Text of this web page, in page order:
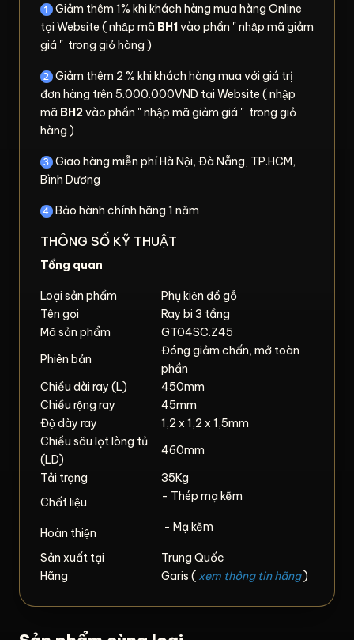
Giảm thêm 1% khi khách hàng mua hàng Online
tại Website ( nhập mã BH1vào phần " nhập mã giảm
giá " trong giỏ hàng )
Giảm thêm 2 % khi khách hàng mua với giá trị
đơn hàng trên 5.000.000VND tại Website ( nhập
mã BH2vào phần " nhập mã giảm giá " trong giỏ
hàng )
Giao hàng miễn phí Hà Nội, Đà Nẵng, TP.HCM,
Bình Dương
Bảo hành chính hãng 1 năm
THÔNG SỐ KỸ THUẬT
Tổng quan
Loại sản phẩm
Phụ kiện đồ gỗ
Tên gọi
Ray bi 3 tầng
Mã sản phẩm
GT04SC.Z45
Phiên bản
Đóng giảm chấn, mở toàn
phần
Chiều dài ray (L)
450mm
Chiều rộng ray
45mm
Độ dày ray
1,2 x 1,2 x 1,5mm
Chiều sâu lọt lòng tủ
(LD)
460mm
Tải trọng
35Kg
Chất liệu
- Thép mạ kẽm
Hoàn thiện - Mạ kẽm
Sản xuất tại
Trung Quốc
Hãng
Garis ( xem thông tin hãng)